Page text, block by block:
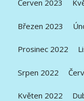
Červen 2023
Březen 2023
Prosinec 2022
Srpen 2022
Květen 2022